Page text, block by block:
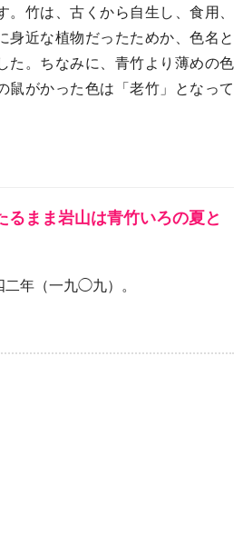
竹は、古くから自生し、食用、
身近な植物だったためか、色名と
た。ちなみに、青竹より薄めの色
鼠がかった色は「老竹」となって
るまま岩山は青竹いろの夏と
二年（一九◯九）。